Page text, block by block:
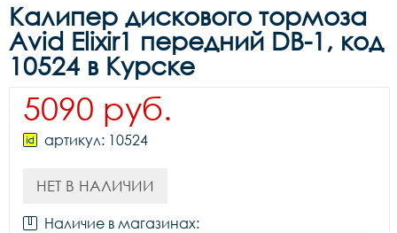
Калипер дискового тормоза
Avid Elixir1 передний DB-1, код
10524 в Курске
5090 руб.
артикул: 10524
НЕТ В НАЛИЧИИ
Наличие в магазинах: